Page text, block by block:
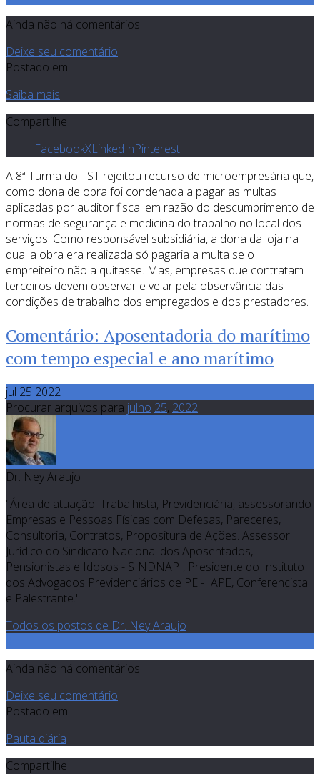
Ainda não há comentários.
Deixe seu comentário
Postado em
Saiba mais
Compartilhe
FacebookXLinkedInPinterest
A 8ª Turma do TST rejeitou recurso de microempresária que,
como dona de obra foi condenada a pagar as multas
aplicadas por auditor fiscal em razão do descumprimento de
normas de segurança e medicina do trabalho no local dos
serviços. Como responsável subsidiária, a dona da loja na
qual a obra era realizada só pagaria a multa se o
empreiteiro não a quitasse. Mas, empresas que contratam
terceiros devem observar e velar pela observância das
condições de trabalho dos empregados e dos prestadores.
Comentário: Aposentadoria do marítimo
com tempo especial e ano marítimo
jul 25 2022
Procurar arquivos para julho 25, 2022
Dr. Ney Araujo
"Área de atuação: Trabalhista, Previdenciária, assessorando
Empresas e Pessoas Físicas com Defesas, Pareceres,
Consultoria, Contratos, Propositura de Ações. Assessor
Jurídico do Sindicato Nacional dos Aposentados,
Pensionistas e Idosos - SINDNAPI, Presidente do Instituto
dos Advogados Previdenciários de PE - IAPE, Conferencista
e Palestrante."
Todos os postos de Dr. Ney Araujo
Ainda não há comentários.
Deixe seu comentário
Postado em
Pauta diária
Compartilhe